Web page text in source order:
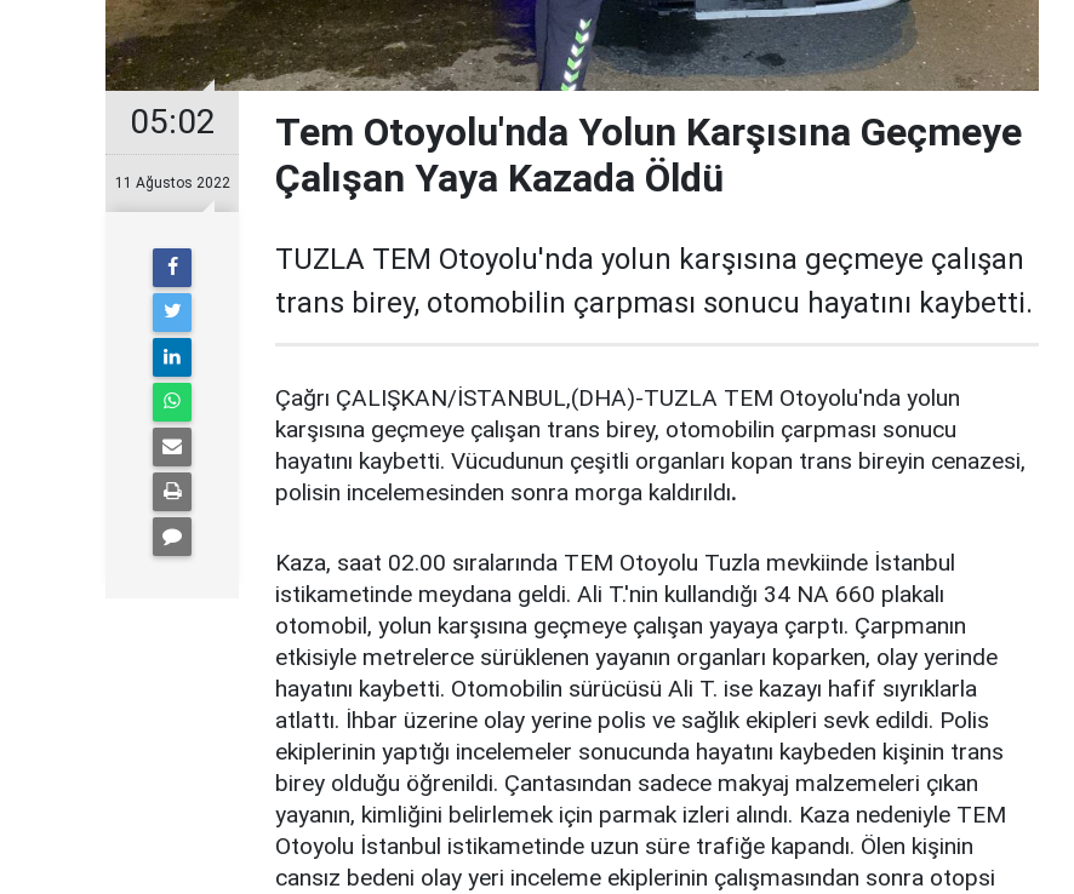
05:02
11 Ağustos 2022
Tem Otoyolu'nda Yolun Karşısına Geçmeye
Çalışan Yaya Kazada Öldü
TUZLA TEM Otoyolu'nda yolun karşısına geçmeye çalışan
trans birey, otomobilin çarpması sonucu hayatını kaybetti.
Çağrı ÇALIŞKAN/İSTANBUL,(DHA)-TUZLA TEM Otoyolu'nda yolun
karşısına geçmeye çalışan trans birey, otomobilin çarpması sonucu
hayatını kaybetti. Vücudunun çeşitli organları kopan trans bireyin cenazesi,
polisin incelemesinden sonra morga kaldırıldı.
Kaza, saat 02.00 sıralarında TEM Otoyolu Tuzla mevkiinde İstanbul
istikametinde meydana geldi. Ali T.'nin kullandığı 34 NA 660 plakalı
otomobil, yolun karşısına geçmeye çalışan yayaya çarptı. Çarpmanın
etkisiyle metrelerce sürüklenen yayanın organları koparken, olay yerinde
hayatını kaybetti. Otomobilin sürücüsü Ali T. ise kazayı hafif sıyrıklarla
atlattı. İhbar üzerine olay yerine polis ve sağlık ekipleri sevk edildi. Polis
ekiplerinin yaptığı incelemeler sonucunda hayatını kaybeden kişinin trans
birey olduğu öğrenildi. Çantasından sadece makyaj malzemeleri çıkan
yayanın, kimliğini belirlemek için parmak izleri alındı. Kaza nedeniyle TEM
Otoyolu İstanbul istikametinde uzun süre trafiğe kapandı. Ölen kişinin
cansız bedeni olay yeri inceleme ekiplerinin çalışmasından sonra otopsi